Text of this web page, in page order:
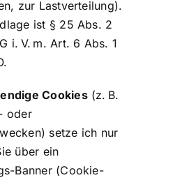
zur Lastverteilung).
ist § 25 Abs. 2
i. V. m. Art. 6 Abs. 1
Cookies(z. B.
oder
setze ich nur
über ein
Banner (Cookie-